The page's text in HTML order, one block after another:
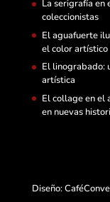
La serigrafía en
coleccionistas
El aguafuerte
el color artístico
El linograbado:
artística
El collage en el
en nuevas
Diseño: